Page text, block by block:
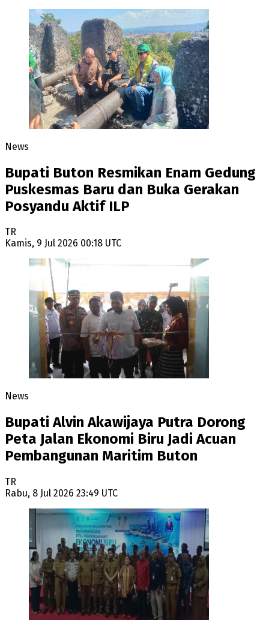
News
Bupati Buton Resmikan Enam Gedung
Puskesmas Baru dan Buka Gerakan
Posyandu Aktif ILP
TR
Kamis, 9 Jul 2026 00:18 UTC
News
Bupati Alvin Akawijaya Putra Dorong
Peta Jalan Ekonomi Biru Jadi Acuan
Pembangunan Maritim Buton
TR
Rabu, 8 Jul 2026 23:49 UTC